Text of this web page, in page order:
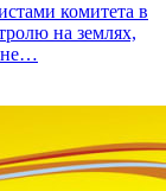
комитета в
на землях,
не…